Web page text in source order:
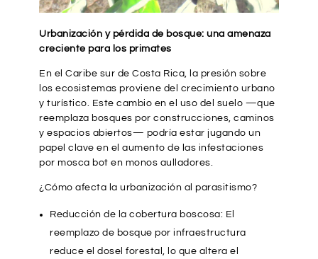
Urbanización y pérdida de bosque: una amenaza
creciente para los primates
En el Caribe sur de Costa Rica, la presión sobre
los ecosistemas proviene del crecimiento urbano
y turístico. Este cambio en el uso del suelo —que
reemplaza bosques por construcciones, caminos
y espacios abiertos— podría estar jugando un
papel clave en el aumento de las infestaciones
por mosca bot en monos aulladores.
¿Cómo afecta la urbanización al parasitismo?
Reducción de la cobertura boscosa: El
reemplazo de bosque por infraestructura
reduce el dosel forestal, lo que altera el